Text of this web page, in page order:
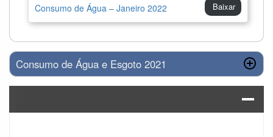
Consumo de Água – Janeiro 2022 Baixar
Consumo de Água e Esgoto 2021